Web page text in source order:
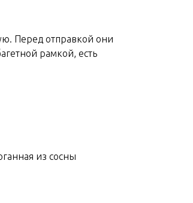
Перед отправкой они
рамкой, есть
из сосны